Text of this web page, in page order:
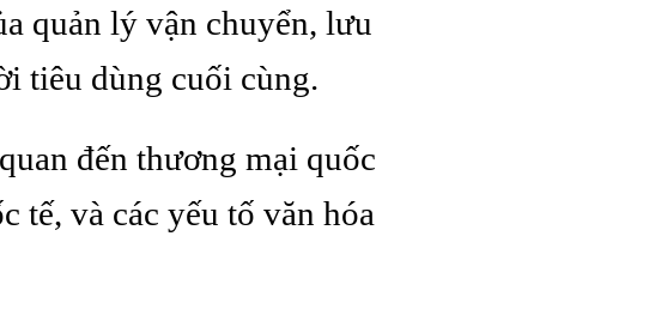
quản lý vận chuyển, lưu
tiêu dùng cuối cùng.
đến thương mại quốc
tế, và các yếu tố văn hóa